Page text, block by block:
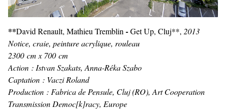
**David Renault, Mathieu Tremblin-Get Up, Cluj**, 2013
Notice, craie, peinture acrylique, rouleau
2300 cm x 700 cm
Action : Istvan Szakats, Anna-Réka Szabo
Captation : Vaczi Roland
Production : Fabrica de Pensule, Cluj (RO), Art Cooperation
Transmission Democ[k]racy, Europe